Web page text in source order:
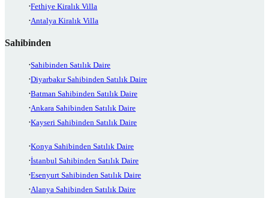
Fethiye Kiralık Villa
Antalya Kiralık Villa
Sahibinden
Sahibinden Satılık Daire
Diyarbakır Sahibinden Satılık Daire
Batman Sahibinden Satılık Daire
Ankara Sahibinden Satılık Daire
Kayseri Sahibinden Satılık Daire
Konya Sahibinden Satılık Daire
İstanbul Sahibinden Satılık Daire
Esenyurt Sahibinden Satılık Daire
Alanya Sahibinden Satılık Daire